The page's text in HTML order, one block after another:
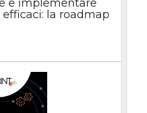
e implementare
la roadmap